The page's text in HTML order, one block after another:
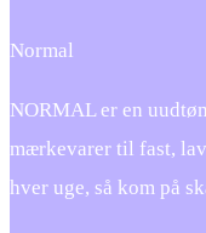
Normal
NORMAL er en
mærkevarer til fast,
hver uge, så kom på